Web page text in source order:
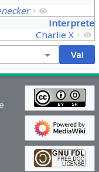
+
Interprete
Charlie X +